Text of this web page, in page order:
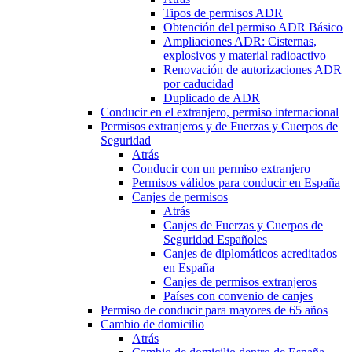
Tipos de permisos ADR
Obtención del permiso ADR Básico
Ampliaciones ADR: Cisternas,
explosivos y material radioactivo
Renovación de autorizaciones ADR
por caducidad
Duplicado de ADR
Conducir en el extranjero, permiso internacional
Permisos extranjeros y de Fuerzas y Cuerpos de
Seguridad
Atrás
Conducir con un permiso extranjero
Permisos válidos para conducir en España
Canjes de permisos
Atrás
Canjes de Fuerzas y Cuerpos de
Seguridad Españoles
Canjes de diplomáticos acreditados
en España
Canjes de permisos extranjeros
Países con convenio de canjes
Permiso de conducir para mayores de 65 años
Cambio de domicilio
Atrás